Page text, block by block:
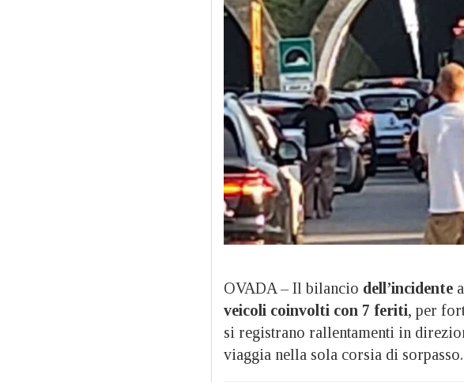
OVADA – Il bilancio dell’incidente
veicoli coinvolti con 7 feriti, per
si registrano rallentamenti in
viaggia nella sola corsia di